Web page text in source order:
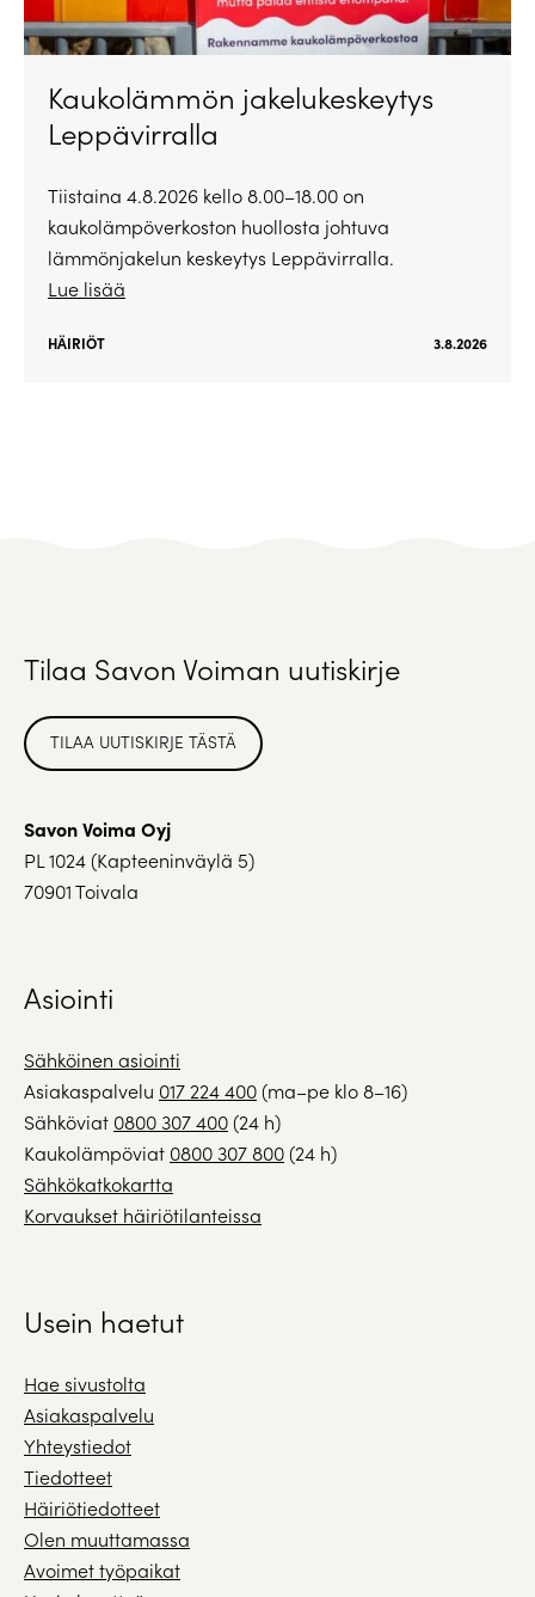
Kaukolämmön jakelukeskeytys
Leppävirralla
Tiistaina 4.8.2026 kello 8.00–18.00 on
kaukolämpöverkoston huollosta johtuva
lämmönjakelun keskeytys Leppävirralla.
Lue lisää
HÄIRIÖT 3.8.2026
Tilaa Savon Voiman uutiskirje
TILAA UUTISKIRJE TÄSTÄ
Savon Voima Oyj
PL 1024 (Kapteeninväylä 5)
70901 Toivala
Asiointi
Sähköinen asiointi
Asiakaspalvelu 017 224 400(ma–pe klo 8–16)
Sähköviat 0800 307 400(24 h)
Kaukolämpöviat 0800 307 800(24 h)
Sähkökatkokartta
Korvaukset häiriötilanteissa
Usein haetut
Hae sivustolta
Asiakaspalvelu
Yhteystiedot
Tiedotteet
Häiriötiedotteet
Olen muuttamassa
Avoimet työpaikat